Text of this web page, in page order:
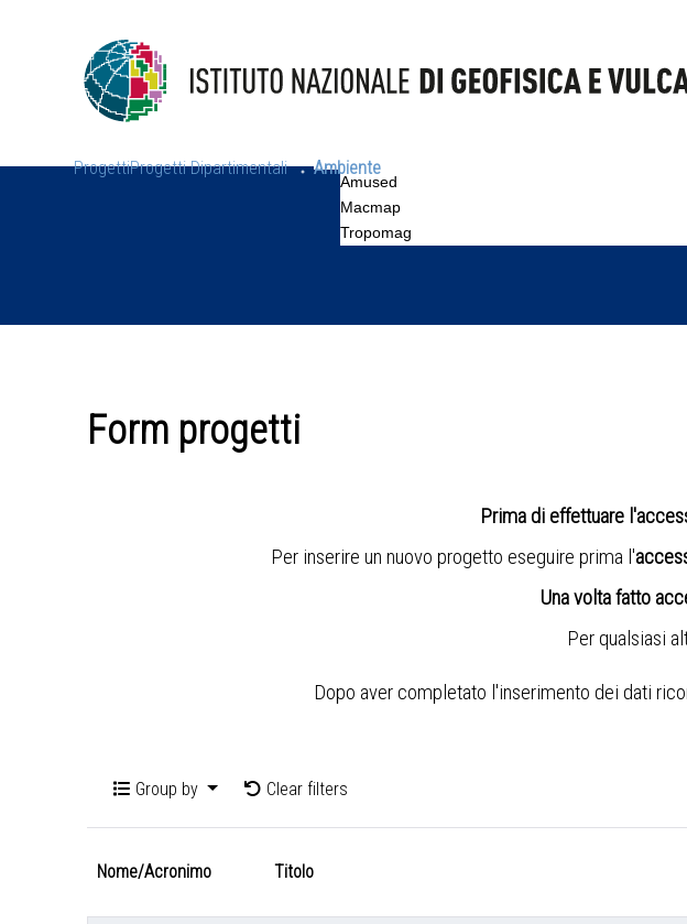
ProgettiProgetti Dipartimentali Ambiente
Amused
Macmap
Tropomag
Form progetti
Prima di effettuare
Per inserire un nuovo progetto eseguire prima l'
Una volta fatto
Per qualsiasi
Dopo aver completato l'inserimento dei dati
Group by Clear filters
Nome/Acronimo Titolo